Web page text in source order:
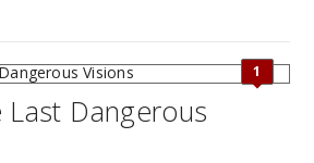
1
Last Dangerous